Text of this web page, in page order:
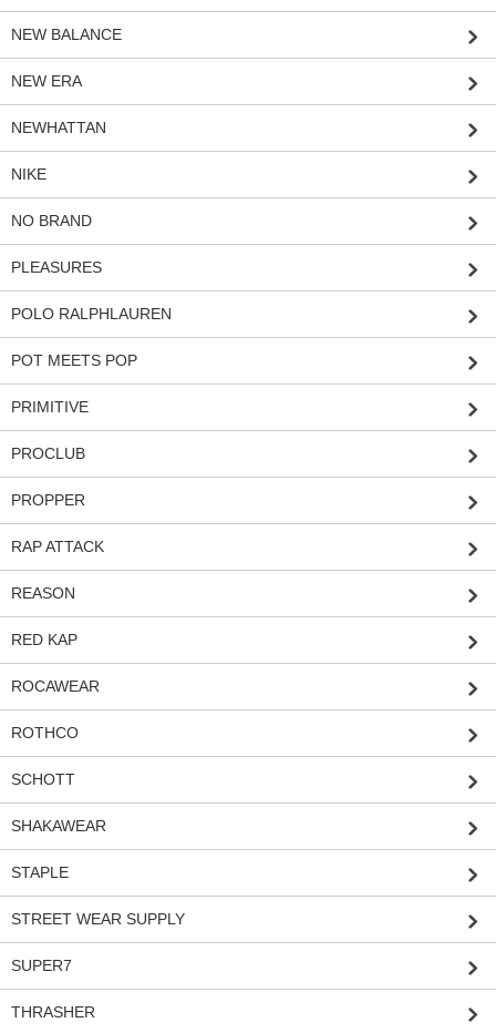
NEW BALANCE
NEW ERA
NEWHATTAN
NIKE
NO BRAND
PLEASURES
POLO RALPHLAUREN
POT MEETS POP
PRIMITIVE
PROCLUB
PROPPER
RAP ATTACK
REASON
RED KAP
ROCAWEAR
ROTHCO
SCHOTT
SHAKAWEAR
STAPLE
STREET WEAR SUPPLY
SUPER7
THRASHER